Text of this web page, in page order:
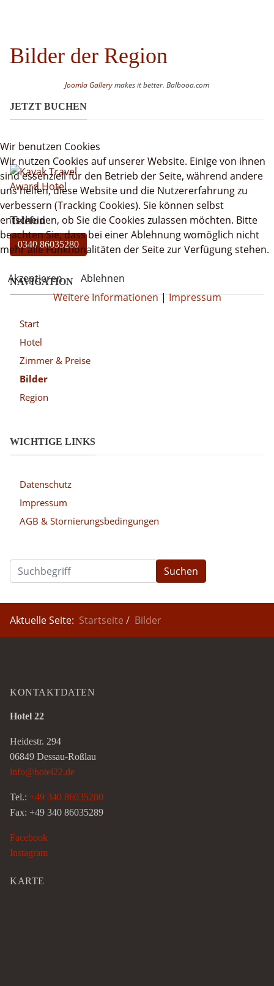
Bilder der Region
Joomla Gallerymakes it better. Balbooa.com
JETZT BUCHEN
Telefon
0340 86035280
NAVIGATION
Start
Hotel
Zimmer & Preise
Bilder
Region
WICHTIGE LINKS
Datenschutz
Impressum
AGB & Stornierungsbedingungen
Suchen
Aktuelle Seite: Startseite Bilder
KONTAKTDATEN
Hotel 22
Heidestr. 294
06849 Dessau-Roßlau
info@hotel22.de
Tel.: +49 340 86035280
Fax: +49 340 86035289
Facebook
Instagram
KARTE
Wir benutzen Cookies
Wir nutzen Cookies auf unserer Website. Einige von ihnen
sind essenziell für den Betrieb der Seite, während andere
uns helfen, diese Website und die Nutzererfahrung zu
verbessern (Tracking Cookies). Sie können selbst
entscheiden, ob Sie die Cookies zulassen möchten. Bitte
beachten Sie, dass bei einer Ablehnung womöglich nicht
mehr alle Funktionalitäten der Seite zur Verfügung stehen.
Akzeptieren
Ablehnen
Weitere Informationen | Impressum